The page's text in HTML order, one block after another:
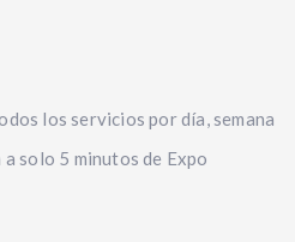
los servicios por día, semana
a solo 5 minutos de Expo